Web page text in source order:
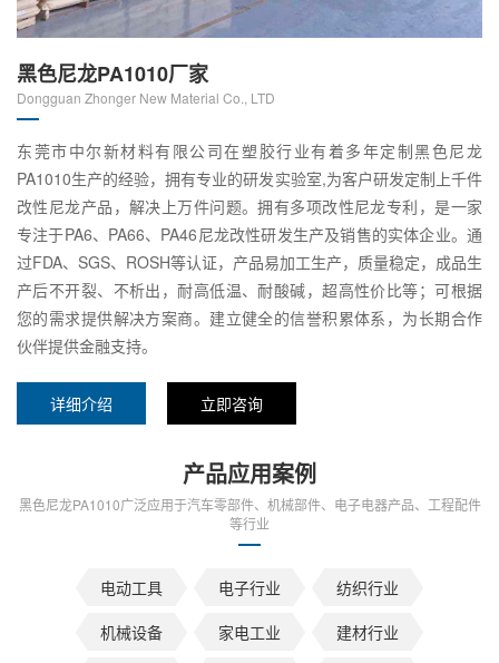
黑色尼龙PA1010厂家
Dongguan Zhonger New Material Co., LTD
东莞市中尔新材料有限公司在塑胶行业有着多年定制黑色尼龙
PA1010生产的经验，拥有专业的研发实验室,为客户研发定制上千件
改性尼龙产品，解决上万件问题。拥有多项改性尼龙专利，是一家
专注于PA6、PA66、PA46尼龙改性研发生产及销售的实体企业。通
过FDA、SGS、ROSH等认证，产品易加工生产，质量稳定，成品生
产后不开裂、不析出，耐高低温、耐酸碱，超高性价比等；可根据
您的需求提供解决方案商。建立健全的信誉积累体系，为长期合作
伙伴提供金融支持。
详细介绍 立即咨询
产品应用案例
黑色尼龙PA1010广泛应用于汽车零部件、机械部件、电子电器产品、工程配件
等行业
电动工具 电子行业
纺织行业
机械设备
家电工业
建材行业